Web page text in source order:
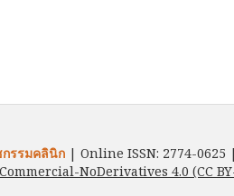
กรรมคลินิก | Online ISSN: 2774-
NoDerivatives 4.0 (CC